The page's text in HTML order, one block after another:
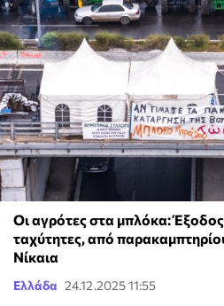
Οι αγρότες στα μπλόκα:
ταχύτητες, από
Νίκαια
Ελλάδα 24.12.2025 11:55